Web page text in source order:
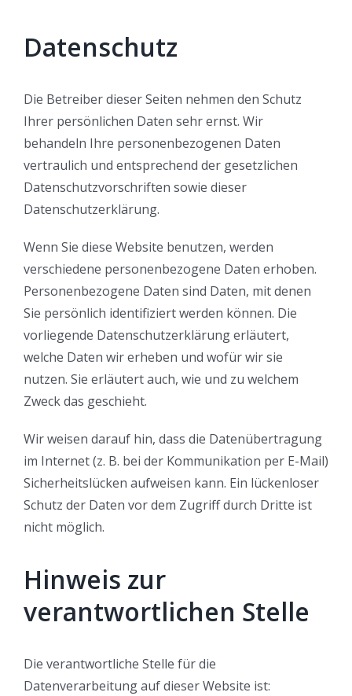
Datenschutz
Die Betreiber dieser Seiten nehmen den Schutz
Ihrer persönlichen Daten sehr ernst. Wir
behandeln Ihre personenbezogenen Daten
vertraulich und entsprechend der gesetzlichen
Datenschutzvorschriften sowie dieser
Datenschutzerklärung.
Wenn Sie diese Website benutzen, werden
verschiedene personenbezogene Daten erhoben.
Personenbezogene Daten sind Daten, mit denen
Sie persönlich identifiziert werden können. Die
vorliegende Datenschutzerklärung erläutert,
welche Daten wir erheben und wofür wir sie
nutzen. Sie erläutert auch, wie und zu welchem
Zweck das geschieht.
Wir weisen darauf hin, dass die Datenübertragung
im Internet (z. B. bei der Kommunikation per E-Mail)
Sicherheitslücken aufweisen kann. Ein lückenloser
Schutz der Daten vor dem Zugriff durch Dritte ist
nicht möglich.
Hinweis zur
verantwortlichen Stelle
Die verantwortliche Stelle für die
Datenverarbeitung auf dieser Website ist: